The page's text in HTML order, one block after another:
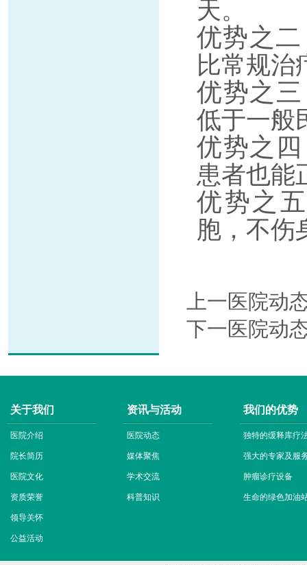
天。
优势之
比常规治
优势之
低于一般
优势之
患者也能
优势之
胞，不伤
上一医院
下一医院
关于我们
医院介绍
院长简历
医院文化
资质荣誉
领导关怀
公益活动
资讯与活动
医院动态
媒体聚焦
学术交流
科普知识
我们的优势
独特的缓释库疗
强大的专家及服
肿瘤诊疗设备
生命的绿色加油